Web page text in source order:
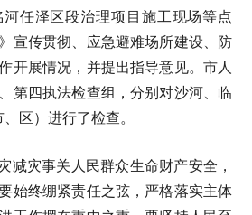
任泽区段治理项目施工现场等点
宣传贯彻、应急避难场所建设、防
开展情况，并提出指导意见。市人
第四执法检查组，分别对沙河、临
区）进行了检查。
减灾事关人民群众生命财产安全，
始终绷紧责任之弦，严格落实主体